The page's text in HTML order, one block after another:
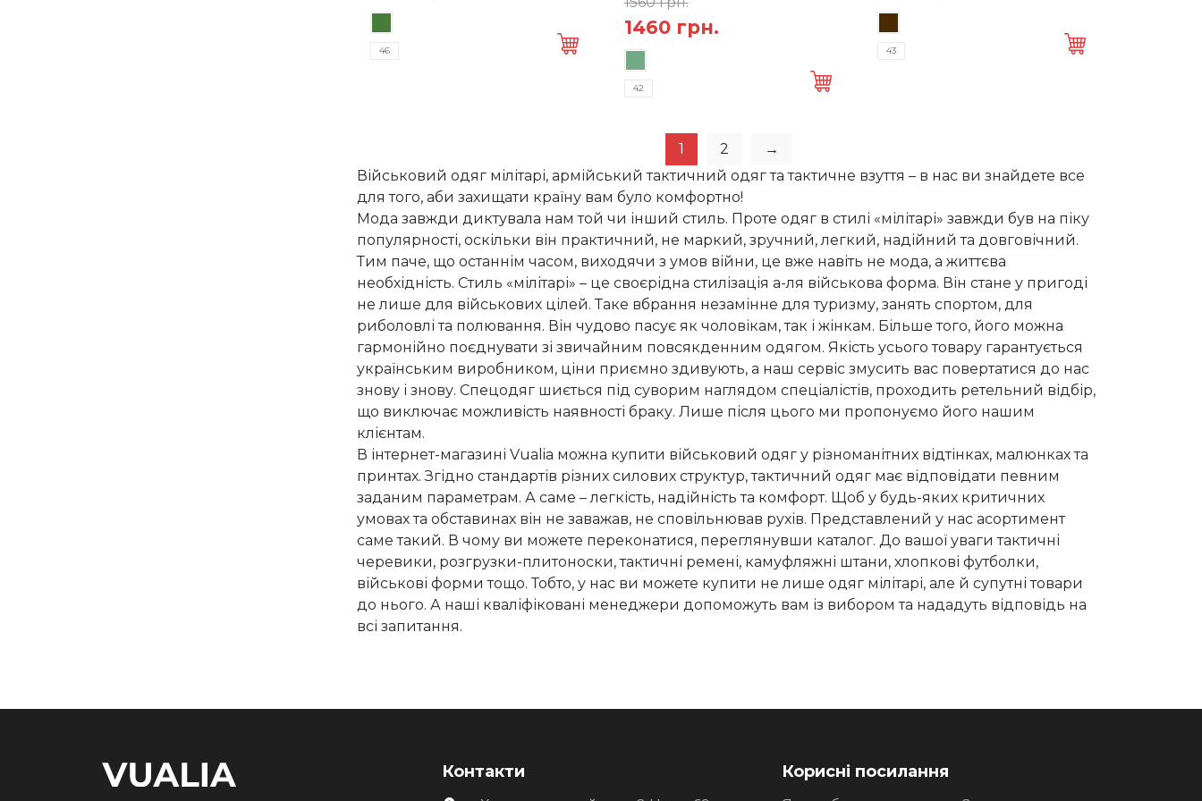
ціна:
1650 грн..
Цей
товар
має
на
сторінці
товару
46
Оригінальна
ціна:
1560 грн..
1460 грн.Поточна
1460 грн..
Цей
товар
має
варіантів.
Параметри
можна
вибрати
на
сторінці
товару
42
ціна:
1570 грн..
Цей
товар
має
на
товару
43
1 2
→
Військовий одяг мілітарі, армійський тактичний одяг та тактичне взуття – в нас ви знайдете все
для того, аби захищати країну вам було комфортно!
Мода завжди диктувала нам той чи інший стиль. Проте одяг в стилі «мілітарі» завжди був на піку
популярності, оскільки він практичний, не маркий, зручний, легкий, надійний та довговічний.
Тим паче, що останнім часом, виходячи з умов війни, це вже навіть не мода, а життєва
необхідність. Стиль «мілітарі» – це своєрідна стилізація а-ля військова форма. Він стане у пригоді
не лише для військових цілей. Таке вбрання незамінне для туризму, занять спортом, для
риболовлі та полювання. Він чудово пасує як чоловікам, так і жінкам. Більше того, його можна
гармонійно поєднувати зі звичайним повсякденним одягом. Якість усього товару гарантується
українським виробником, ціни приємно здивують, а наш сервіс змусить вас повертатися до нас
знову і знову. Спецодяг шиється під суворим наглядом спеціалістів, проходить ретельний відбір,
що виключає можливість наявності браку. Лише після цього ми пропонуємо його нашим
клієнтам.
В інтернет-магазині Vualia можна купити військовий одяг у різноманітних відтінках, малюнках та
принтах. Згідно стандартів різних силових структур, тактичний одяг має відповідати певним
заданим параметрам. А саме – легкість, надійність та комфорт. Щоб у будь-яких критичних
умовах та обставинах він не заважав, не сповільнював рухів. Представлений у нас асортимент
саме такий. В чому ви можете переконатися, переглянувши каталог. До вашої уваги тактичні
черевики, розгрузки-плитоноски, тактичні ремені, камуфляжні штани, хлопкові футболки,
військові форми тощо. Тобто, у нас ви можете купити не лише одяг мілітарі, але й супутні товари
до нього. А наші кваліфіковані менеджери допоможуть вам із вибором та нададуть відповідь на
всі запитання.
Контакти Корисні посилання